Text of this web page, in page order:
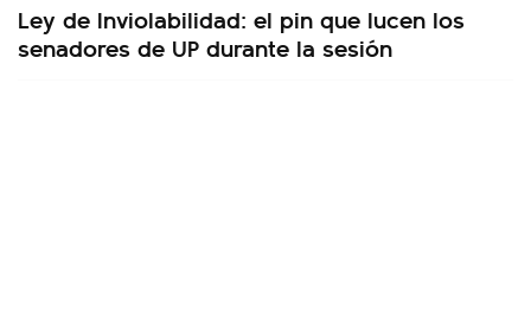
Ley de Inviolabilidad: el pin que lucen los
senadores de UP durante la sesión